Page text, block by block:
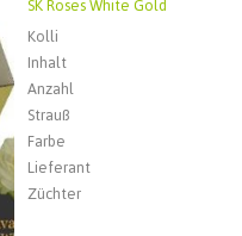
SK Roses White Gold
Kolli
Inhalt
Anzahl
Strauß
Farbe
Lieferant
Züchter